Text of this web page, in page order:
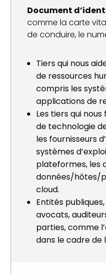
Document
comme la carte
de conduire, le
Tiers qui nous
de ressources
compris les
applications de
Les tiers qui
de technologie
les fournisseurs
systèmes
plateformes, les
données/hôtes/
cloud.
Entités
avocats,
parties, comme
dans le cadre de